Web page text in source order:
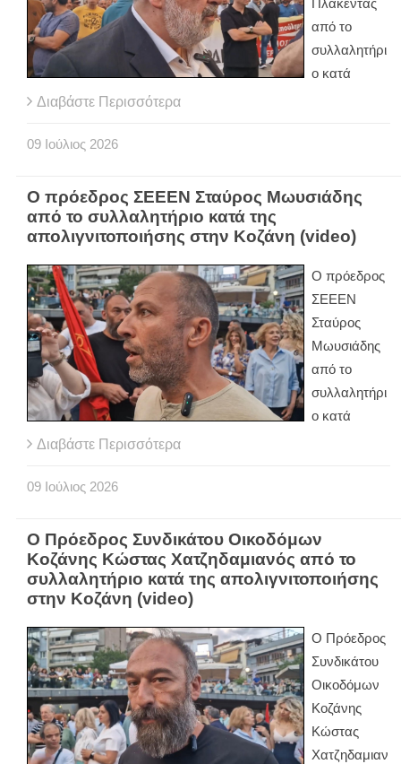
Πλακεντάς
από το
συλλαλητήρι
ο κατά
Διαβάστε Περισσότερα
09 Ιούλιος 2026
Ο πρόεδρος ΣΕΕΕΝ Σταύρος Μωυσιάδης
από το συλλαλητήριο κατά της
απολιγνιτοποιήσης στην Κοζάνη (video)
Ο πρόεδρος
ΣΕΕΕΝ
Σταύρος
Μωυσιάδης
από το
συλλαλητήρι
ο κατά
Διαβάστε Περισσότερα
09 Ιούλιος 2026
O Πρόεδρος Συνδικάτου Οικοδόμων
Κοζάνης Κώστας Χατζηδαμιανός από το
συλλαλητήριο κατά της απολιγνιτοποιήσης
στην Κοζάνη (video)
O Πρόεδρος
Συνδικάτου
Οικοδόμων
Κοζάνης
Κώστας
Χατζηδαμιαν